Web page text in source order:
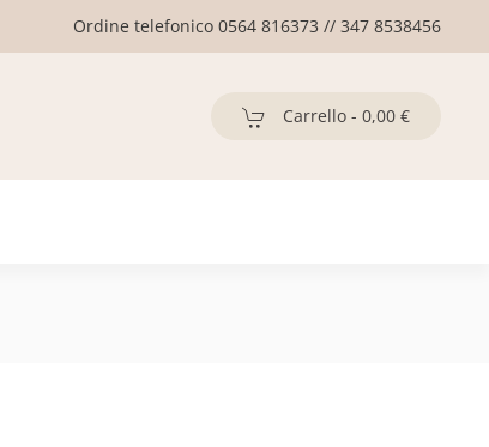
Ordine telefonico 0564 816373 // 347 8538456
Carrello - 0,00 €